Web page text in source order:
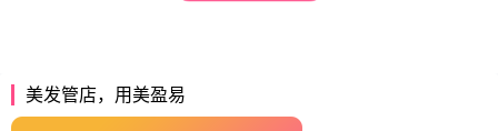
美发管店，用美盈易